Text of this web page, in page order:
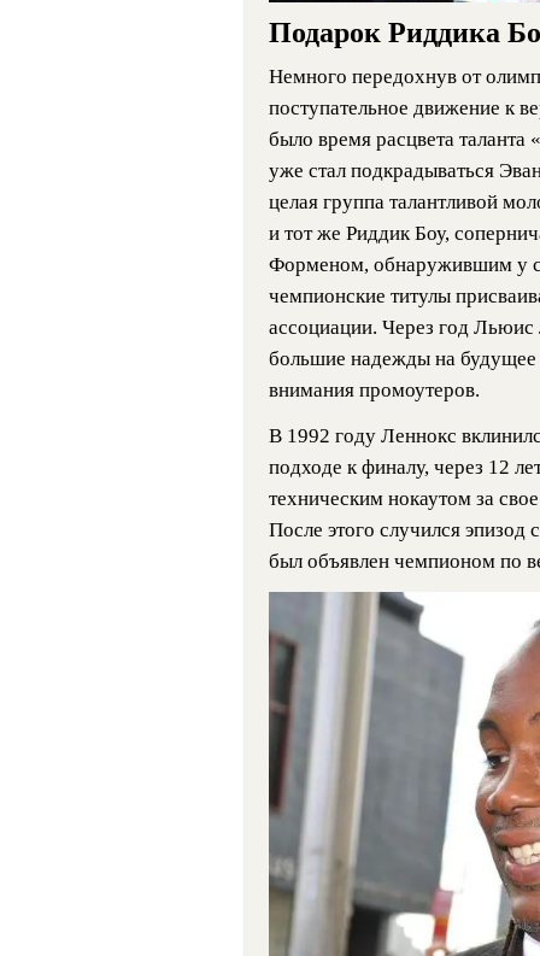
Подарок Риддика
Немного передохнув от
поступательное движение к
было время расцвета
уже стал подкрадываться
целая группа талантливой
и тот же Риддик Боу,
Форменом, обнаружившим у
чемпионские титулы
ассоциации. Через год
большие надежды на
внимания промоутеров.
В 1992 году Леннокс
подходе к финалу, через 12
техническим нокаутом за
После этого случился эпизод
был объявлен чемпионом по